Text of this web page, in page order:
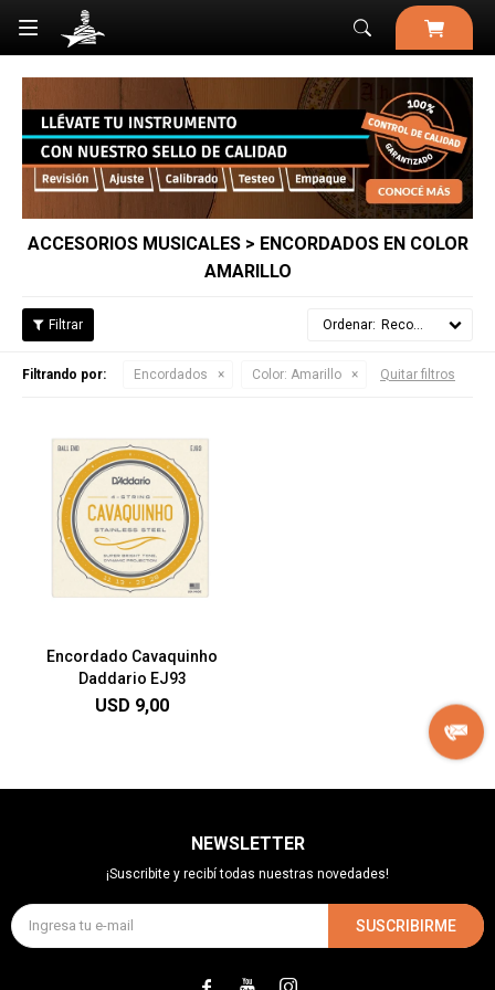

ACCESORIOS MUSICALES > ENCORDADOS EN COLOR
AMARILLO
Recomendados
Filtrando por: Encordados Color: Amarillo Quitar filtros
Encordado Cavaquinho
Daddario EJ93
USD 9,00
NEWSLETTER
¡Suscribite y recibí todas nuestras novedades!
SUSCRIBIRME
  